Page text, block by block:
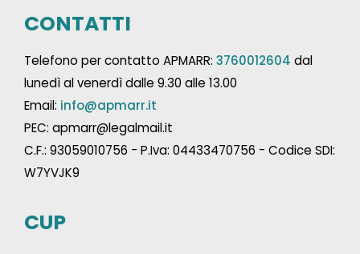
CONTATTI
Telefono per contatto APMARR: 3760012604 dal
lunedì al venerdì dalle 9.30 alle 13.00
Email: info@apmarr.it
PEC: apmarr@legalmail.it
C.F.: 93059010756 - P.Iva: 04433470756 - Codice SDI:
W7YVJK9
CUP